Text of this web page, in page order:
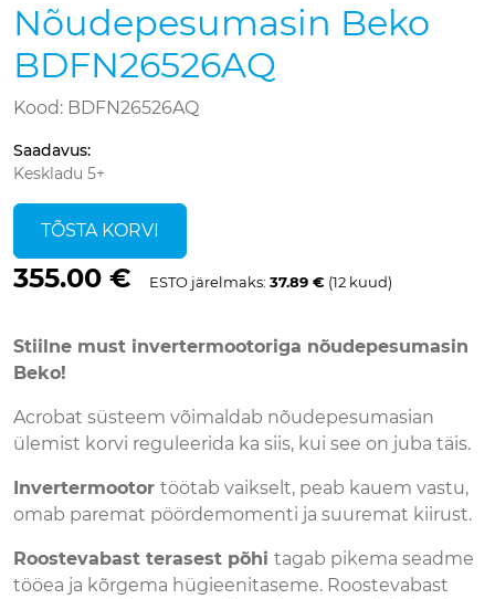
Nõudepesumasin Beko
BDFN26526AQ
Kood: BDFN26526AQ
Saadavus:
Keskladu 5+
TÕSTA KORVI
355.00 € ESTO järelmaks: 37.89 € (12 kuud)
Stiilne must invertermootoriga nõudepesumasin
Beko!
Acrobat süsteem võimaldab nõudepesumasian
ülemist korvi reguleerida ka siis, kui see on juba täis.
Invertermootor töötab vaikselt, peab kauem vastu,
omab paremat pöördemomenti ja suuremat kiirust.
Roostevabast terasest põhi tagab pikema seadme
tööea ja kõrgema hügieenitaseme. Roostevabast